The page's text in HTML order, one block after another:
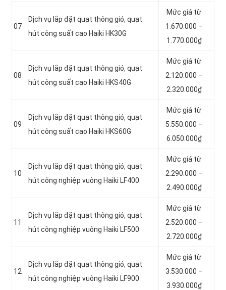
07
Dịch vụ lắp đặt quạt thông gió, quạt
hút công suất cao Haiki HK30G
Mức giá từ
1.670.000 –
1.770.000₫
08
Dịch vụ lắp đặt quạt thông gió, quạt
hút công suất cao Haiki HKS40G
Mức giá từ
2.120.000 –
2.320.000₫
09
Dịch vụ lắp đặt quạt thông gió, quạt
hút công suất cao Haiki HKS60G
Mức giá từ
5.550.000 –
6.050.000₫
10
Dịch vụ lắp đặt quạt thông gió, quạt
hút công nghiệp vuông Haiki LF400
Mức giá từ
2.290.000 –
2.490.000₫
11
Dịch vụ lắp đặt quạt thông gió, quạt
hút công nghiệp vuông Haiki LF500
Mức giá từ
2.520.000 –
2.720.000₫
12
Dịch vụ lắp đặt quạt thông gió, quạt
hút công nghiệp vuông Haiki LF900
Mức giá từ
3.530.000 –
3.930.000₫